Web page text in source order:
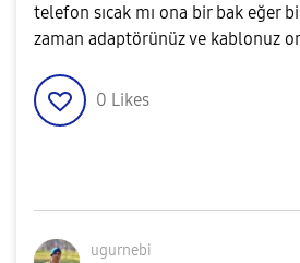
telefon sıcak mı ona bir bak eğer
zaman adaptörünüz ve kablonuz
0 Likes
ugurnebi